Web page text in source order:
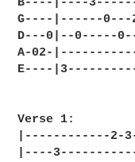
B----|----
G----|------
D---0|--0-----
A-02-
E----
Verse 1:
|------------2-
|----